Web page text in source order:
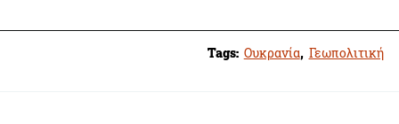
Tags: Ουκρανία, Γεωπολιτική